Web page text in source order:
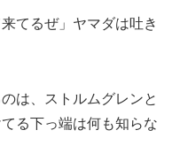
てるぜ」ヤマダは吐き
は、ストルムグレンと
る下っ端は何も知らな